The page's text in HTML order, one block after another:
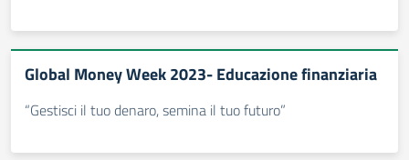
Global Money Week 2023- Educazione finanziaria
“Gestisci il tuo denaro, semina il tuo futuro”